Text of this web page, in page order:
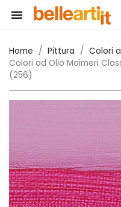

Home Pittura Colori
Colori ad Olio Maimeri
(256)